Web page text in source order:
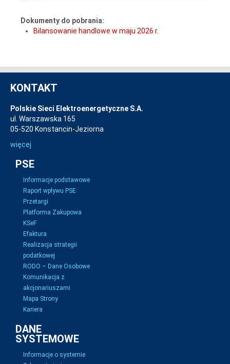
Dokumenty do pobrania:
Bilansowanie handlowe w maju 2026 r.
KONTAKT
Polskie Sieci Elektroenergetyczne S.A.
ul. Warszawska 165
05-520 Konstancin-Jeziorna
więcej
PSE
Informacje podstawowe
Raport wpływu PSE
Przetargi
Platforma Zakupowa
KSeF
Efaktura
Realizacja strategii
podatkowej
RODO – Dane Osobowe
Komunikacja z
akcjonariuszami
Mapa Strony
Kariera
DANE
SYSTEMOWE
Informacje o systemie